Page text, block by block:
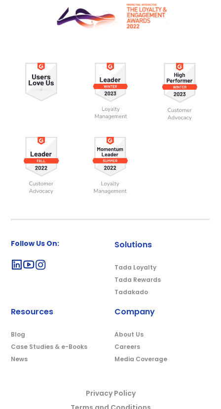
Follow Us On: Solutions
Tada Loyalty
Tada Rewards
Tadakado
Resources
Blog
Case Studies & e-Books
News
Company
About Us
Careers
Media Coverage
Privacy Policy